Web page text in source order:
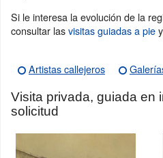
Si le interesa la evolución de la
consultar lasvisitas guiadas a pie
Artistas callejeros
Visita privada, guiada en
solicitud